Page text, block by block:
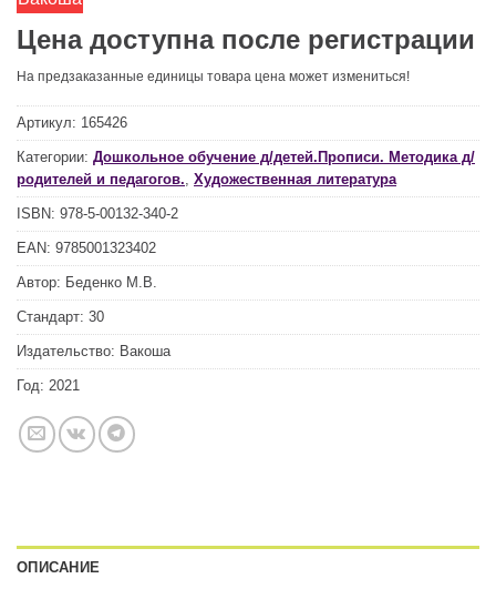
Цена доступна после регистрации
На предзаказанные единицы товара цена может измениться!
Артикул: 165426
Категории: Дошкольное обучение д/детей.Прописи. Методика д/
родителей и педагогов. Художественная литература
ISBN: 978-5-00132-340-2
EAN: 9785001323402
Автор: Беденко М.В.
Стандарт: 30
Издательство: Вакоша
Год: 2021
ОПИСАНИЕ